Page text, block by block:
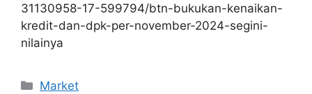
31130958-17-599794/btn-bukukan-kenaikan-
kredit-dan-dpk-per-november-2024-segini-
nilainya
Kategori
Market